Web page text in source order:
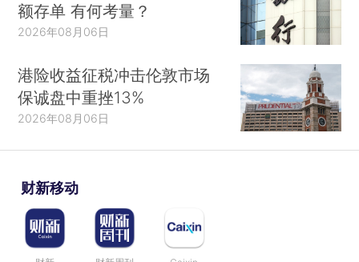
额存单 有何考量？
2026年08月06日
港险收益征税冲击伦敦市场
保诚盘中重挫13%
2026年08月06日
财新移动